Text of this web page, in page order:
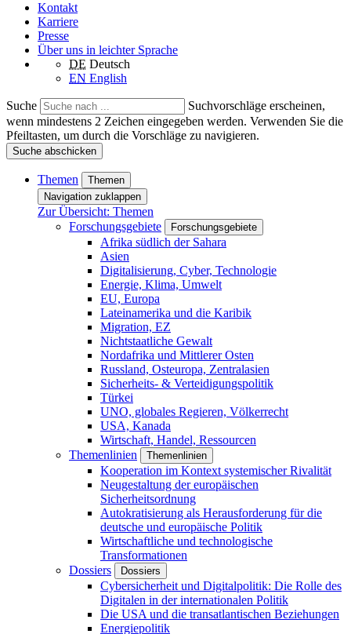
Kontakt
Karriere
Presse
Über uns in leichter Sprache
DE Deutsch
EN English
Suche
Suchvorschläge erscheinen,
wenn mindestens 2 Zeichen eingegeben werden. Verwenden Sie die
Pfeiltasten, um durch die Vorschläge zu navigieren.
Suche abschicken
Themen
Themen
Navigation zuklappen
Zur Übersicht: Themen
Forschungsgebiete
Forschungsgebiete
Afrika südlich der Sahara
Asien
Digitalisierung, Cyber, Technologie
Energie, Klima, Umwelt
EU, Europa
Lateinamerika und die Karibik
Migration, EZ
Nichtstaatliche Gewalt
Nordafrika und Mittlerer Osten
Russland, Osteuropa, Zentralasien
Sicherheits- & Verteidigungspolitik
Türkei
UNO, globales Regieren, Völkerrecht
USA, Kanada
Wirtschaft, Handel, Ressourcen
Themenlinien
Themenlinien
Kooperation im Kontext systemischer Rivalität
Neugestaltung der europäischen
Sicherheitsordnung
Autokratisierung als Herausforderung für die
deutsche und europäische Politik
Wirtschaftliche und technologische
Transformationen
Dossiers
Dossiers
Cybersicherheit und Digitalpolitik: Die Rolle des
Digitalen in der internationalen Politik
Die USA und die transatlantischen Beziehungen
Energiepolitik